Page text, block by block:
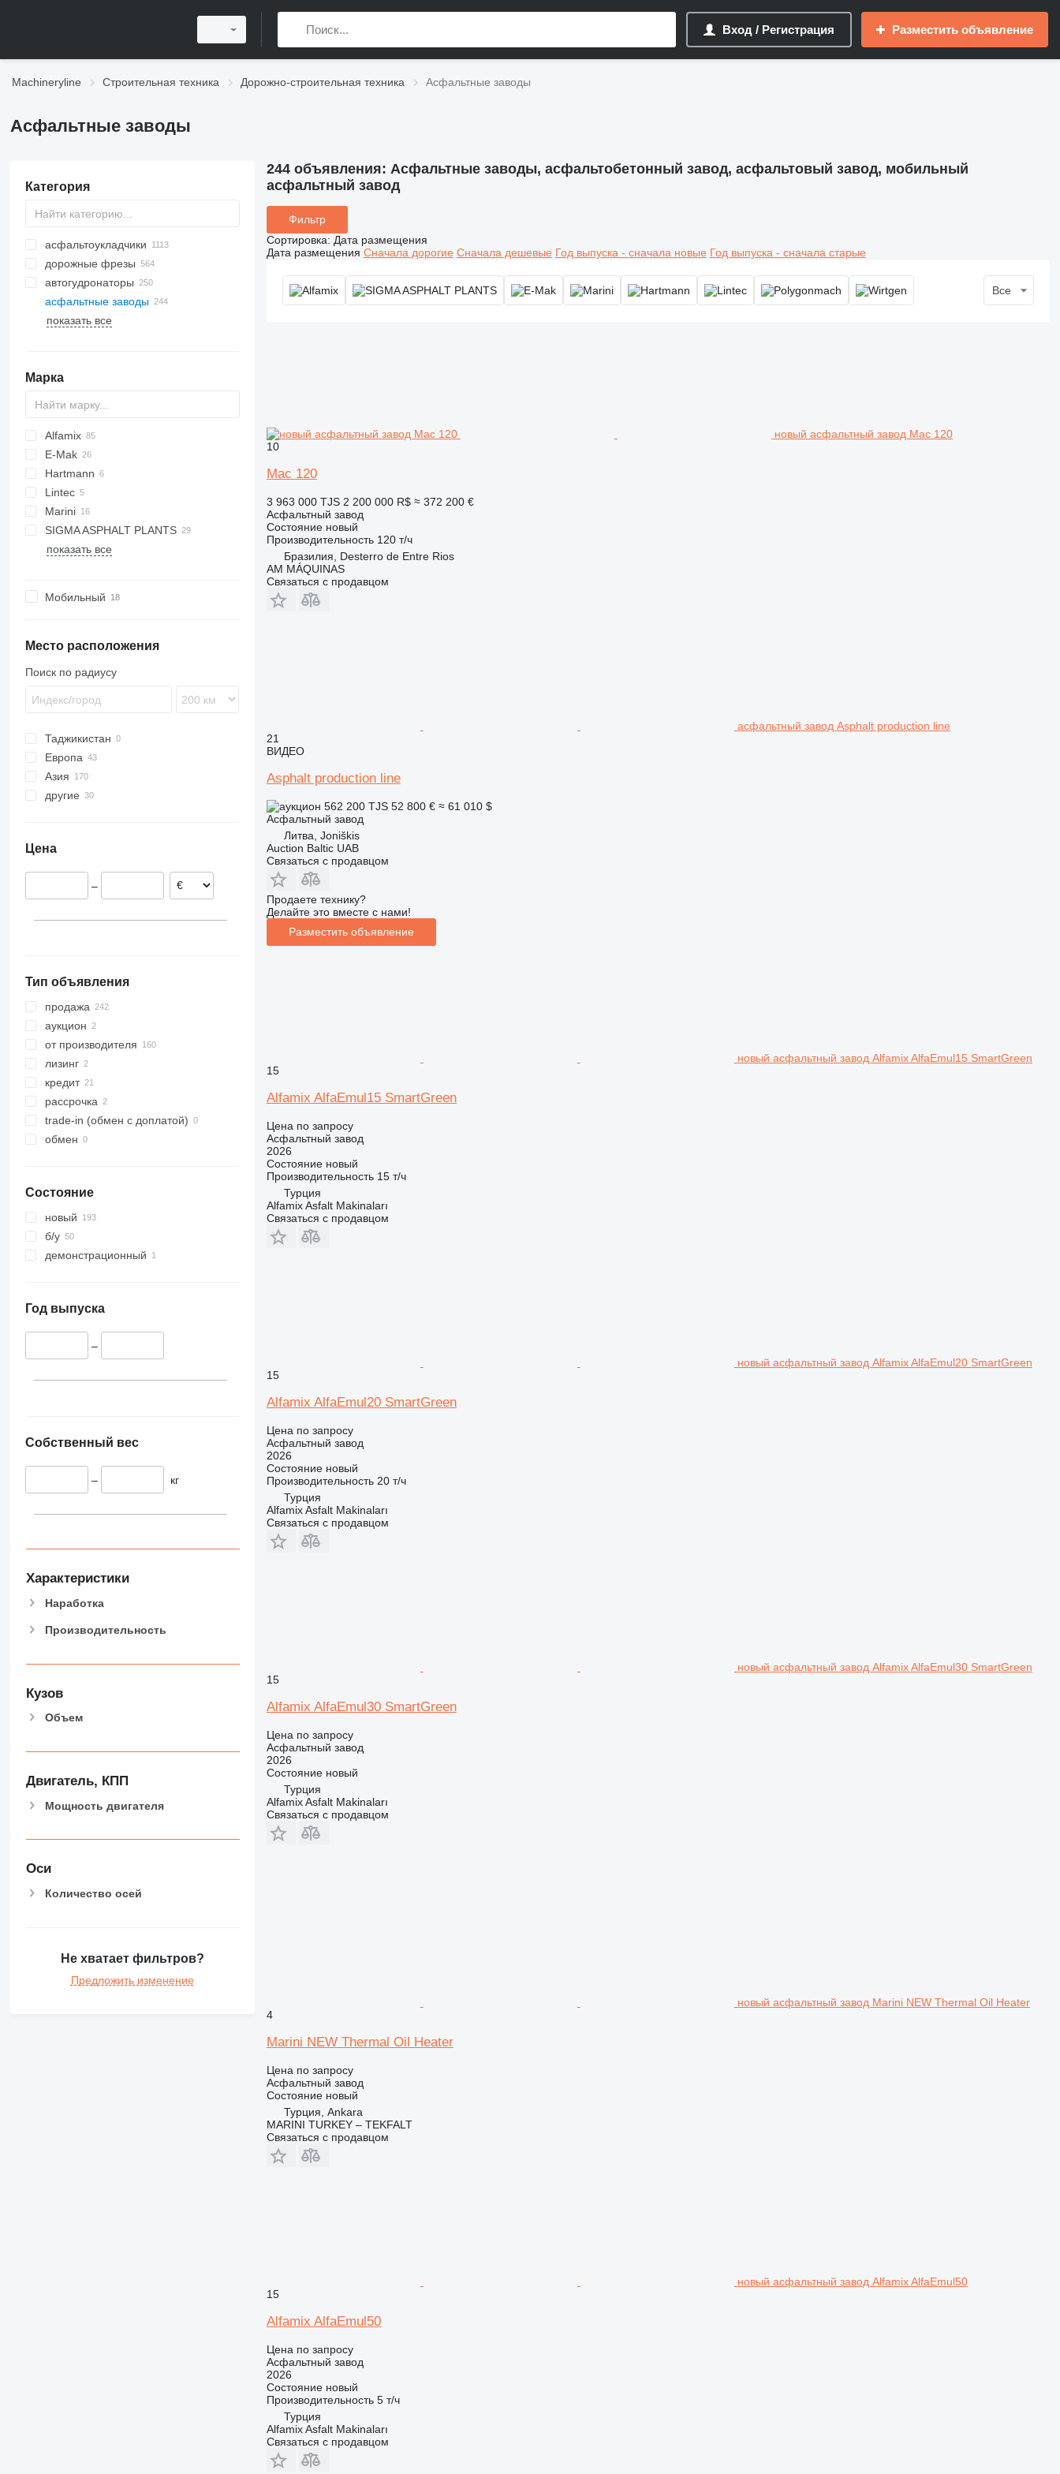
Вход / Регистрация Разместить объявление
Machineryline Строительная техника Дорожно-строительная техника Асфальтные заводы
Асфальтные заводы
Категория
асфальтоукладчики
асфальтоукладчики гусеничные
дорожные фрезы
автогудронаторы
асфальтные заводы
показать все
Марка
Alfamix
E-Mak
Hartmann
Lintec
CSD
Marini
Be Tower
Top Tower
SIGMA ASPHALT PLANTS
HA
KMA
показать все
Мобильный
Место расположения
Поиск по радиусу
Таджикистан
Европа
Германия
Польша
Португалия
Нидерланды
Азия
Турция
Арабские Эмираты
другие
Цена
–
Тип объявления
продажа
аукцион
от производителя
лизинг
кредит
рассрочка
trade-in (обмен с доплатой)
обмен
Состояние
новый
б/у
демонстрационный
Год выпуска
–
Собственный вес
– кг
Характеристики
Наработка
Производительность
Кузов
Объем
Двигатель, КПП
Мощность двигателя
Оси
Количество осей
Не хватает фильтров?
Предложить изменение
244 объявления: Асфальтные заводы, асфальтобетонный завод, асфальтовый завод, мобильный
асфальтный завод
Фильтр
Сортировка: Дата размещения
Дата размещения Сначала дорогие Сначала дешевые Год выпуска - сначала новые Год выпуска - сначала старые
Все
новый асфальтный завод Mac 120
10
Mac 120
3 963 000 TJS 2 200 000 R$ ≈ 372 200 €
Асфальтный завод
Состояниеновый
Производительность 120 т/ч
Бразилия, Desterro de Entre Rios
AM MÁQUINAS
Связаться с продавцом
асфальтный завод Asphalt production line
21
ВИДЕО
Asphalt production line
562 200 TJS 52 800 € ≈ 61 010 $
Асфальтный завод
Литва, Joniškis
Auction Baltic UAB
Связаться с продавцом
Продаете технику?
Делайте это вместе с нами!
Разместить объявление
новый асфальтный завод Alfamix AlfaEmul15 SmartGreen
15
Alfamix AlfaEmul15 SmartGreen
Цена по запросу
Асфальтный завод
2026
Состояниеновый
Производительность 15 т/ч
Турция
Alfamix Asfalt Makinaları
Связаться с продавцом
новый асфальтный завод Alfamix AlfaEmul20 SmartGreen
15
Alfamix AlfaEmul20 SmartGreen
Цена по запросу
Асфальтный завод
2026
Состояниеновый
Производительность 20 т/ч
Турция
Alfamix Asfalt Makinaları
Связаться с продавцом
новый асфальтный завод Alfamix AlfaEmul30 SmartGreen
15
Alfamix AlfaEmul30 SmartGreen
Цена по запросу
Асфальтный завод
2026
Состояниеновый
Турция
Alfamix Asfalt Makinaları
Связаться с продавцом
новый асфальтный завод Marini NEW Thermal Oil Heater
4
Marini NEW Thermal Oil Heater
Цена по запросу
Асфальтный завод
Состояниеновый
Турция, Ankara
MARINI TURKEY – TEKFALT
Связаться с продавцом
новый асфальтный завод Alfamix AlfaEmul50
15
Alfamix AlfaEmul50
Цена по запросу
Асфальтный завод
2026
Состояниеновый
Производительность 5 т/ч
Турция
Alfamix Asfalt Makinaları
Связаться с продавцом